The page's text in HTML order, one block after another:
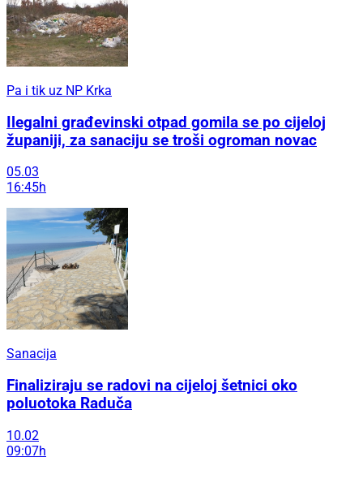
Pa i tik uz NP Krka
Ilegalni građevinski otpad gomila se po cijeloj
županiji, za sanaciju se troši ogroman novac
05.03
16:45h
Sanacija
Finaliziraju se radovi na cijeloj šetnici oko
poluotoka Raduča
10.02
09:07h